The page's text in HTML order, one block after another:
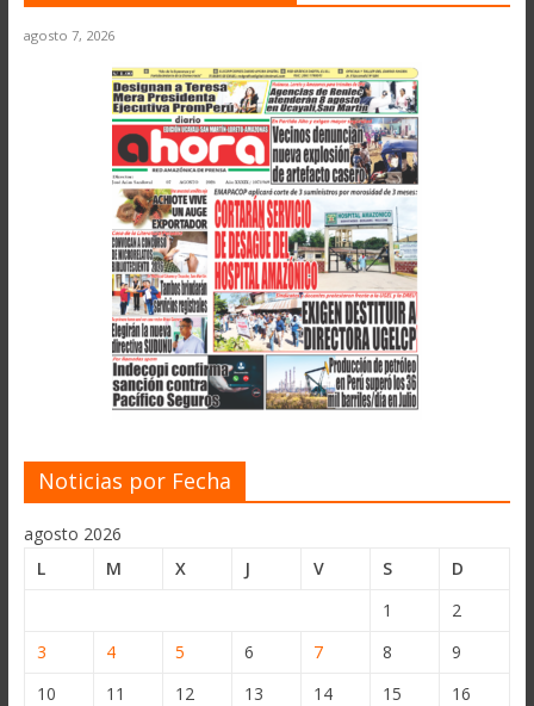
agosto 7, 2026
Noticias por Fecha
agosto 2026
L
M X J V S
D
1
2
3
4 5 6 7 8
9
10
11 12 13 14 15
16